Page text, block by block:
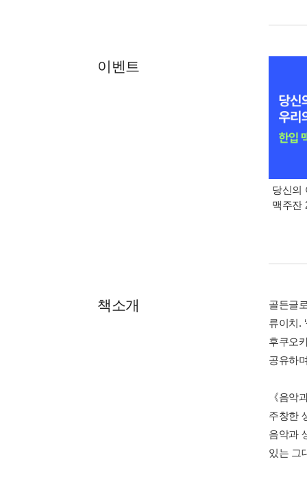
이벤트
당신의
맥주잔
책소개
골든글
류이치.
후쿠오
공유하
《음악
주창한
음악과
있는 그